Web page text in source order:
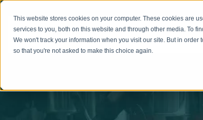
This website stores cookies on your computer. These cookies are
services to you, both on this website and through other media. To
We won't track your information when you visit our site. But in
so that you're not asked to make this choice again.